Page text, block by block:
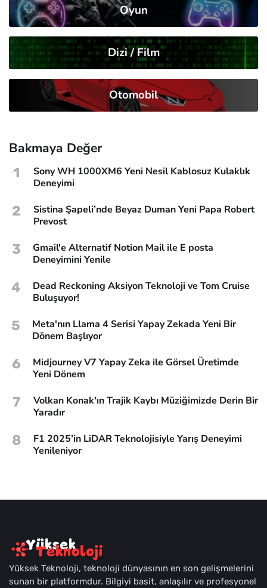
Oyun
Dizi / Film
Otomobil
Bakmaya Değer
1
Sony WH 1000XM6 Yeni Nesil Kablosuz Kulaklık
Deneyimi
2
Sistina Şapeli’nde Beyaz Duman Yeni Papa Robert
Prevost
3
Gmail'e Alternatif Notion Mail ile E posta
Deneyimini Yenile
4
Dead Reckoning Aksiyon Teknoloji ve Tom Cruise
Buluşuyor!
5
Meta'nın Llama 4 Serisi Yapay Zekada Yeni Bir
Dönem Başlıyor
6
Midjourney V7 Yapay Zeka ile Görsel Üretimde
Yeni Dönem
7
Volkan Konak'ın Trajik Kaybı Müziğimizde Derin Bir
Yaradır
8
F1 2025’in LiDAR Teknolojisiyle Yarış Deneyimi
Yenileniyor
Yüksek Teknoloji, teknoloji dünyasının en son gelişmelerini
sunan bir platformdur. Bilgiyi basit, anlaşılır ve profesyonel